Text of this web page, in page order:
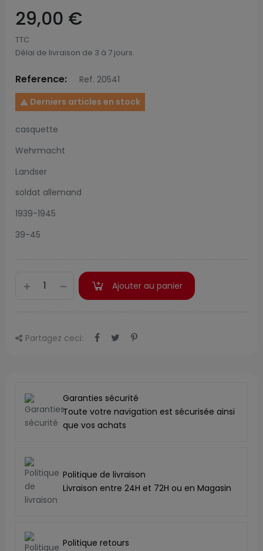
29,00 €
TTC
Délai de livraison de 3 à 7 jours.
Reference: Ref. 20541
 Derniers articles en stock
casquette
Wehrmacht
Landser
soldat allemand
1939-1945
39-45
Ajouter au panier
Partagez ceci:
Garanties sécurité
Toute votre navigation est sécurisée ainsi
que vos achats
Politique de livraison
Livraison entre 24H et 72H ou en Magasin
Politique retours